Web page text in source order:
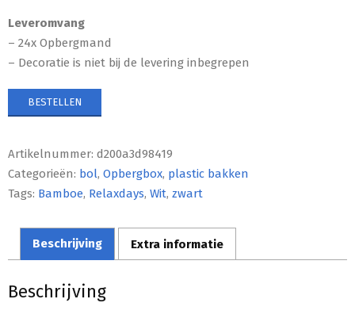
Leveromvang
– 24x Opbergmand
– Decoratie is niet bij de levering inbegrepen
BESTELLEN
Artikelnummer: d200a3d98419
Categorieën: bol, Opbergbox, plastic bakken
Tags: Bamboe, Relaxdays, Wit, zwart
Beschrijving Extra informatie
Beschrijving